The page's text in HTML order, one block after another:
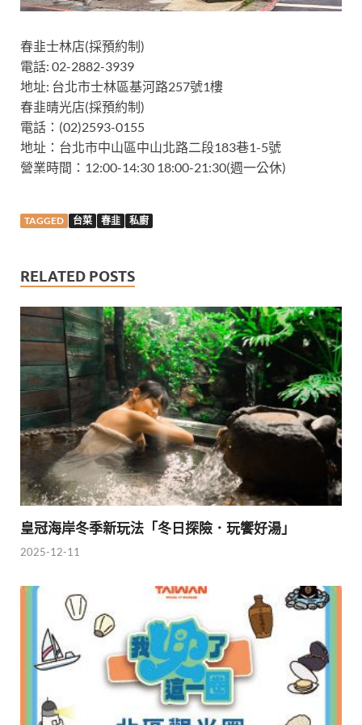
春韭士林店(採預約制)
電話: 02-2882-3939
地址: 台北市士林區基河路257號1樓
春韭晴光店(採預約制)
電話：(02)2593-0155
地址：台北市中山區中山北路二段183巷1-5號
營業時間：12:00-14:30 18:00-21:30(週一公休)
TAGGED 台菜 春韭 私廚
RELATED POSTS
皇冠海岸冬季新玩法「冬日探險．玩饗好湯」
2025-12-11